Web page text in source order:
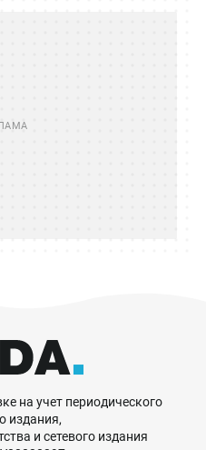
на учет периодического
издания,
и сетевого издания